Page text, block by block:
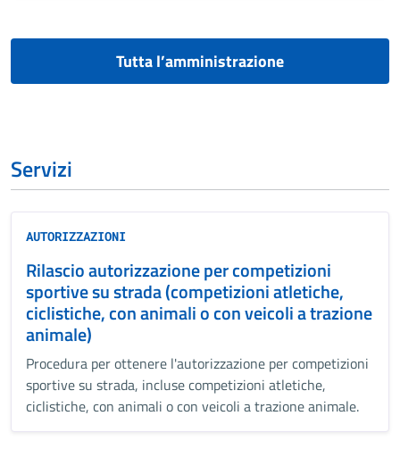
Tutta l’amministrazione
Servizi
AUTORIZZAZIONI
Rilascio autorizzazione per competizioni
sportive su strada (competizioni atletiche,
ciclistiche, con animali o con veicoli a trazione
animale)
Procedura per ottenere l'autorizzazione per competizioni
sportive su strada, incluse competizioni atletiche,
ciclistiche, con animali o con veicoli a trazione animale.